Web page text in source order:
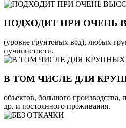
ПОДХОДИТ ПРИ ОЧЕНЬ
(уровне грунтовых вод), любых
пучинистости.
В ТОМ ЧИСЛЕ ДЛЯ
объектов, большого производства,
др. и постоянного проживания.